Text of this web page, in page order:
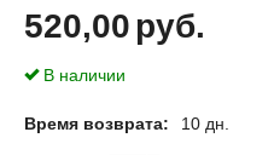
520,00руб.
В наличии
Время возврата: 10 дн.